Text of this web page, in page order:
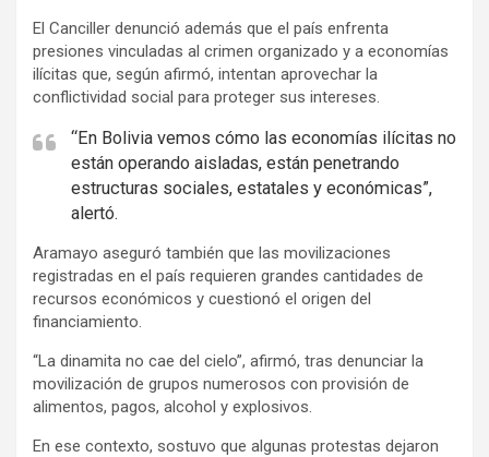
:
El Canciller denunció además que el país enfrenta
presiones vinculadas al crimen organizado y a economías
ilícitas que, según afirmó, intentan aprovechar la
conflictividad social para proteger sus intereses.
“En Bolivia vemos cómo las economías ilícitas no
están operando aisladas, están penetrando
estructuras sociales, estatales y económicas”,
alertó.
Aramayo aseguró también que las movilizaciones
registradas en el país requieren grandes cantidades de
recursos económicos y cuestionó el origen del
financiamiento.
“La dinamita no cae del cielo”, afirmó, tras denunciar la
movilización de grupos numerosos con provisión de
alimentos, pagos, alcohol y explosivos.
En ese contexto, sostuvo que algunas protestas dejaron